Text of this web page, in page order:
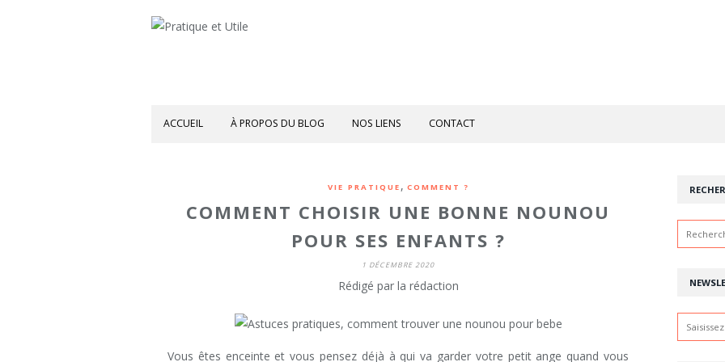
ACCUEIL À PROPOS DU BLOG NOS LIENS CONTACT
VIE PRATIQUE , COMMENT ?
COMMENT CHOISIR UNE BONNE NOUNOU
POUR SES ENFANTS ?
1 DÉCEMBRE 2020
Rédigé par la rédaction
Vous êtes enceinte et vous pensez déjà à qui va garder votre petit ange quand vous